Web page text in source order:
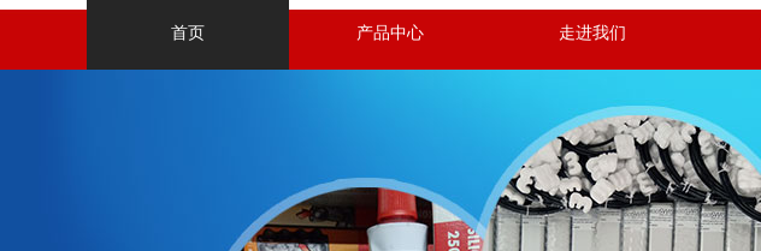
首页 产品中心 走进我们